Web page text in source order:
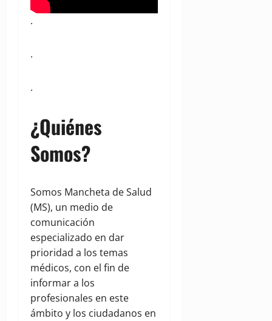
.
.
.
¿Quiénes
Somos?
Somos Mancheta de Salud
(MS), un medio de
comunicación
especializado en dar
prioridad a los temas
médicos, con el fin de
informar a los
profesionales en este
ámbito y los ciudadanos en